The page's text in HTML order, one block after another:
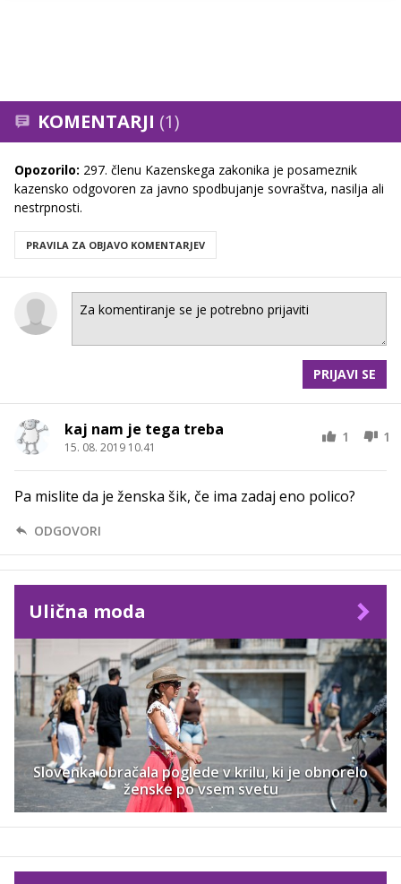
KOMENTARJI (1)
Opozorilo: 297. členu Kazenskega zakonika je posameznik
kazensko odgovoren za javno spodbujanje sovraštva, nasilja ali
nestrpnosti.
PRAVILA ZA OBJAVO KOMENTARJEV
PRIJAVI SE
kaj nam je tega treba
15. 08. 2019 10.41
1 1
Pa mislite da je ženska šik, če ima zadaj eno polico?
ODGOVORI
Ulična moda
Slovenka obračala poglede v krilu, ki je obnorelo
ženske po vsem svetu